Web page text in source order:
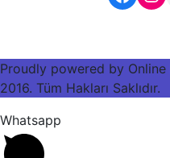
Proudly powered by
2016. Tüm Hakları Saklıdır.
Whatsapp